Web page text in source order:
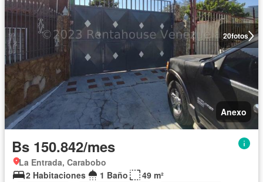
20fotos
Anexo
Bs 150.842/mes
La Entrada, Carabobo
2 Habitaciones
1 Baño
49 m²